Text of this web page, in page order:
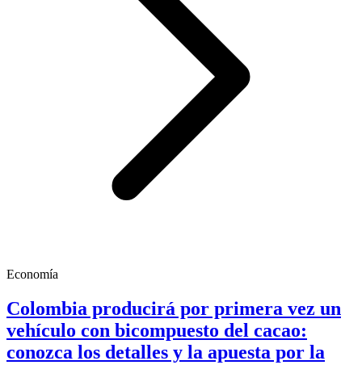
Economía
Colombia producirá por primera vez un
vehículo con bicompuesto del cacao:
conozca los detalles y la apuesta por la